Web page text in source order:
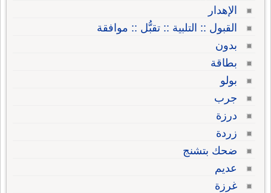
الإهدار
القبول :: التلبية :: تقبُّل :: موافقة
بدون
بطاقة
بولو
جرب
درزة
زردة
ضحك بتشنج
عديم
غرزة